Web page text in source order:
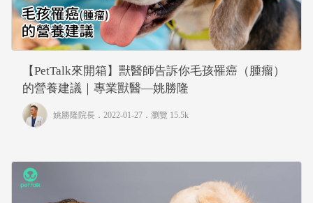
【PetTalk來開箱】獸醫師告訴你毛孩罹癌（腫瘤）
的營養建議｜專業獸醫—姚勝隆
姚勝隆院長 ．2022-01-27． 瀏覽 15.5k